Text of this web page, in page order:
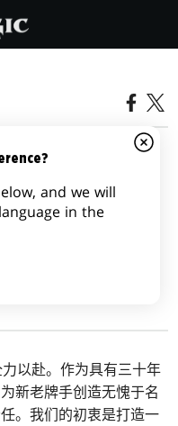
品，欢庆
以赴。作为具有三十年
新老牌手创造无愧于名
。我们的初衷是打造一
and we will
in the